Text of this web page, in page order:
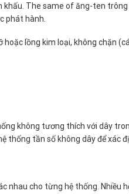
The same of ăng-ten
phát hành.
lồng kim loại, không chặn
không tương thích với dây
thống tần số không dây để xác
nhau cho từng hệ thống. Nhiều